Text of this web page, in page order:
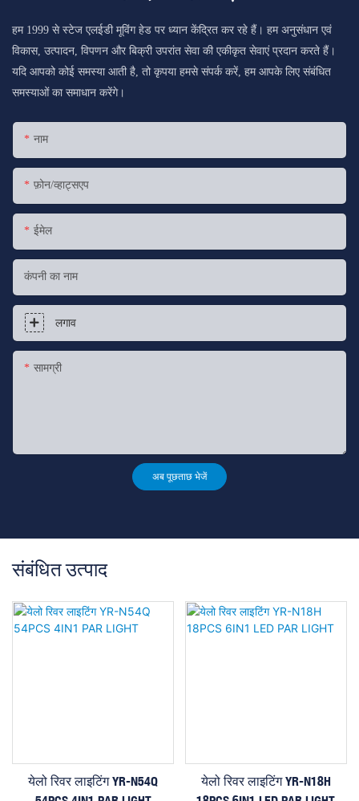
हम 1999 से स्टेज एलईडी मूविंग हेड पर ध्यान केंद्रित कर रहे हैं। हम अनुसंधान एवं
विकास, उत्पादन, विपणन और बिक्री उपरांत सेवा की एकीकृत सेवाएं प्रदान करते हैं।
यदि आपको कोई समस्या आती है, तो कृपया हमसे संपर्क करें, हम आपके लिए संबंधित
समस्याओं का समाधान करेंगे।
नाम
फ़ोन/व्हाट्सएप
ईमेल
कंपनी का नाम
लगाव
सामग्री
अब पूछताछ भेजें
संबंधित उत्पाद
येलो रिवर लाइटिंग YR-N54Q
येलो रिवर लाइटिंग YR-N18H